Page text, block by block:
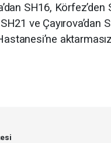
SH16,
ve Çayırova’dan